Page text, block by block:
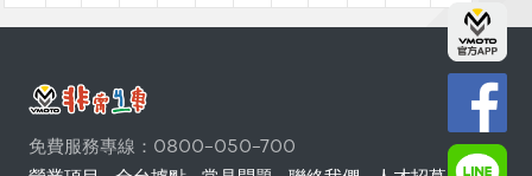
免費服務專線：0800-050-700